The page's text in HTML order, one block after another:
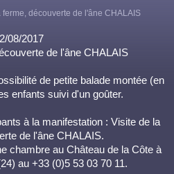
ferme, découverte de l'âne CHALAIS
08/2017
de l'âne CHALAIS
de petite balade montée (en
enfants suivi d'un goûter.
à la manifestation : Visite de la
de l'âne CHALAIS.
chambre au Château de la Côte à
au +33 (0)5 53 03 70 11.